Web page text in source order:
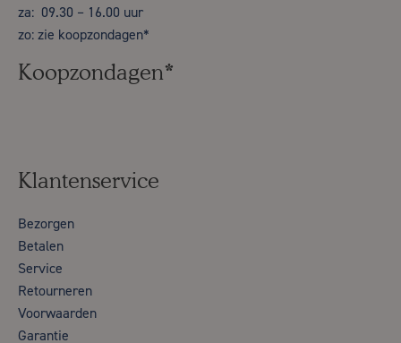
za: 09.30 – 16.00 uur
zo: zie koopzondagen*
Koopzondagen*
Klantenservice
Bezorgen
Betalen
Service
Retourneren
Voorwaarden
Garantie